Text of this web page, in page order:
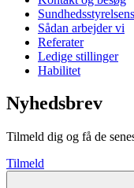
Sådan arbejder vi
Referater
Ledige stillinger
Habilitet
Nyhedsbrev
Tilmeld dig og få de
Tilmeld